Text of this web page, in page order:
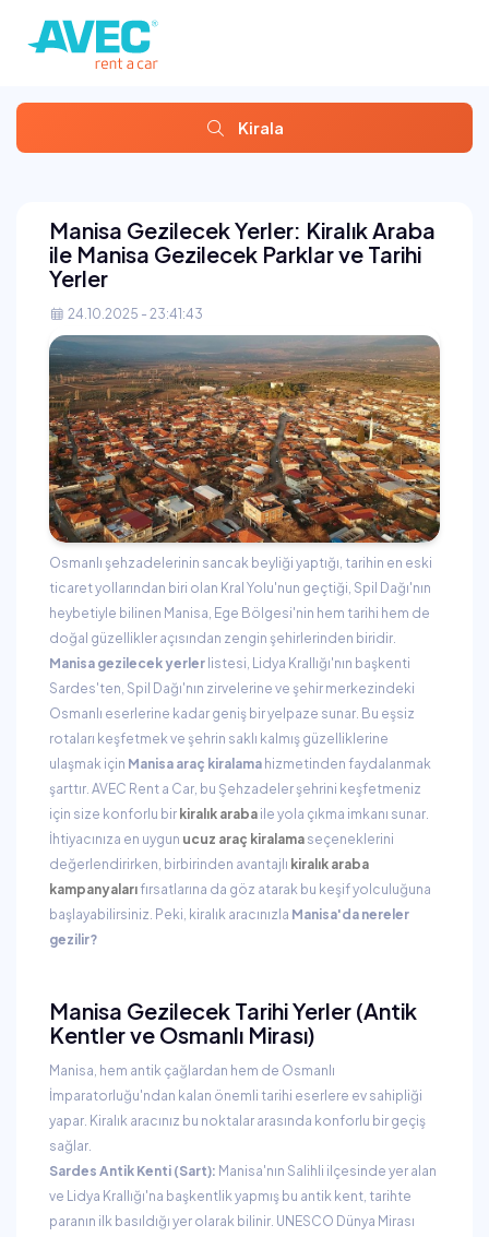
Kirala
Manisa Gezilecek Yerler: Kiralık Araba
ile Manisa Gezilecek Parklar ve Tarihi
Yerler
24.10.2025 - 23:41:43
Osmanlı şehzadelerinin sancak beyliği yaptığı, tarihin en eski
ticaret yollarından biri olan Kral Yolu'nun geçtiği, Spil Dağı'nın
heybetiyle bilinen Manisa, Ege Bölgesi'nin hem tarihi hem de
doğal güzellikler açısından zengin şehirlerinden biridir.
Manisa gezilecek yerler listesi, Lidya Krallığı'nın başkenti
Sardes'ten, Spil Dağı'nın zirvelerine ve şehir merkezindeki
Osmanlı eserlerine kadar geniş bir yelpaze sunar. Bu eşsiz
rotaları keşfetmek ve şehrin saklı kalmış güzelliklerine
ulaşmak için Manisa araç kiralama hizmetinden faydalanmak
şarttır. AVEC Rent a Car, bu Şehzadeler şehrini keşfetmeniz
için size konforlu bir kiralık araba ile yola çıkma imkanı sunar.
İhtiyacınıza en uygun ucuz araç kiralama seçeneklerini
değerlendirirken, birbirinden avantajlı kiralık araba
kampanyalarıfırsatlarına da göz atarak bu keşif yolculuğuna
başlayabilirsiniz. Peki, kiralık aracınızla Manisa'da nereler
gezilir?
Manisa Gezilecek Tarihi Yerler (Antik
Kentler ve Osmanlı Mirası)
Manisa, hem antik çağlardan hem de Osmanlı
İmparatorluğu'ndan kalan önemli tarihi eserlere ev sahipliği
yapar. Kiralık aracınız bu noktalar arasında konforlu bir geçiş
sağlar.
Sardes Antik Kenti (Sart): Manisa'nın Salihli ilçesinde yer alan
ve Lidya Krallığı'na başkentlik yapmış bu antik kent, tarihte
paranın ilk basıldığı yer olarak bilinir. UNESCO Dünya Mirası